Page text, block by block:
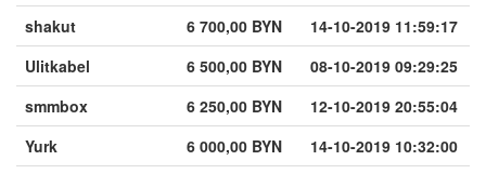
shakut 6 700,00 BYN
14-10-2019 11:59:17
Ulitkabel
6 500,00 BYN
08-10-2019 09:29:25
smmbox
6 250,00 BYN
12-10-2019 20:55:04
Yurk
6 000,00 BYN
14-10-2019 10:32:00